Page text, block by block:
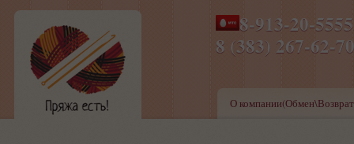
8-913-20-
8 (383) 267-
ПН-ПТ 8-17,СБ-ВС 9-
О